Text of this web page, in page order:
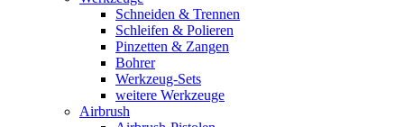
Schneiden & Trennen
Schleifen & Polieren
Pinzetten & Zangen
Bohrer
Werkzeug-Sets
weitere Werkzeuge
Airbrush